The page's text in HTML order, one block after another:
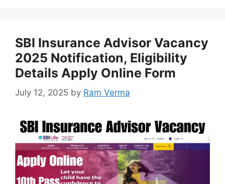
SBI Insurance Advisor Vacancy
2025 Notification, Eligibility
Details Apply Online Form
July 12, 2025 by Ram Verma